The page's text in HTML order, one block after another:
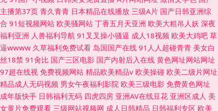
主播第37页 青久青青 日本精品在线播放 三级A片 国产日韩亚洲综
合 91短视频网站 欧美骚网站 丁香五月天亚洲 欧美大粗吊人妖 深夜
福利亚洲 人兽福利导航 91叉叉操小骚逼 成人18视频 欧美大鸡吧 草
逼wwww 久草福利免费试看 岛国国产在线 91人人超碰青青 美女白
丝18禁 91肏比 国产三区电影 国产内射后入在线 黄色网址网站网址
97超在线视 免费视频网站 精品欧美精品v 欧美操碰 欧美二级片网址
精品成人无码视频 男女午夜福利影院 欧美三级电影 免费黄色网址
成年版快手 日韩福利无码 四虎四房 亚洲AV在线豆花 亚洲区成人 美
女黄片免费观看 三级网站视频网 成人日韩精品 日韩福利专区 欧美